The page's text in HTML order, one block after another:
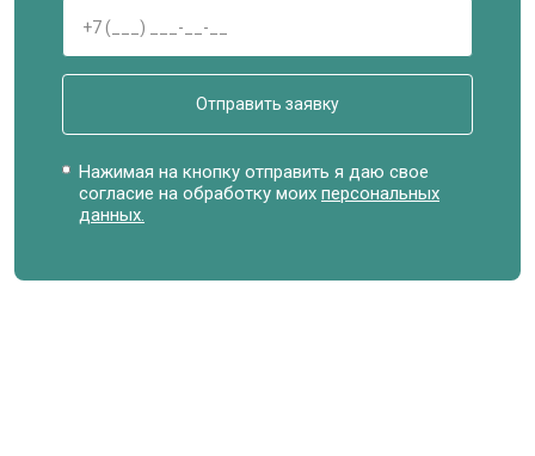
Отправить заявку
Нажимая на кнопку отправить я даю свое
согласие на обработку моихперсональных
данных.